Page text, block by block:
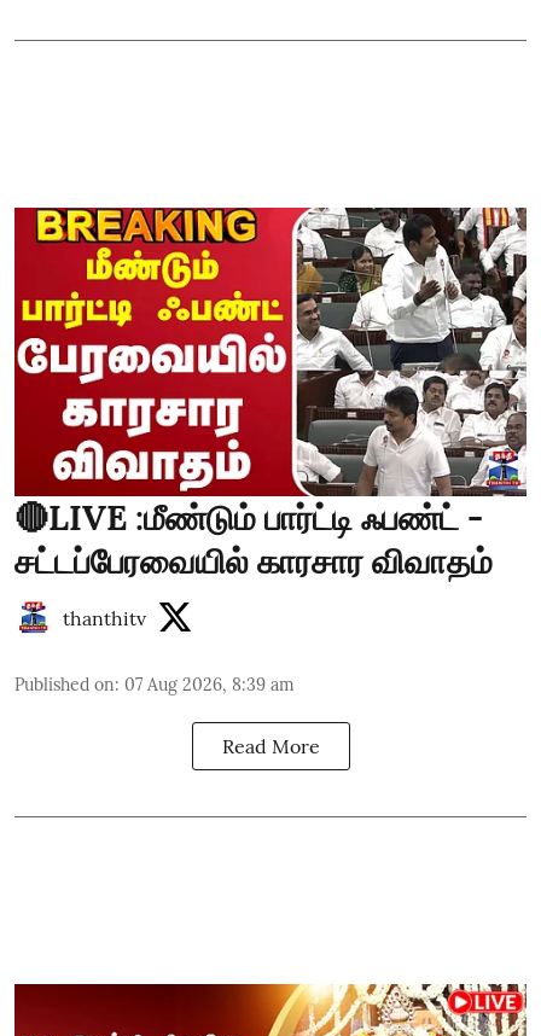
🔴LIVE :மீண்டும் பார்ட்டி ஃபண்ட் -
சட்டப்பேரவையில் காரசார விவாதம்
thanthitv
Published on: 07 Aug 2026, 8:39 am
Read More